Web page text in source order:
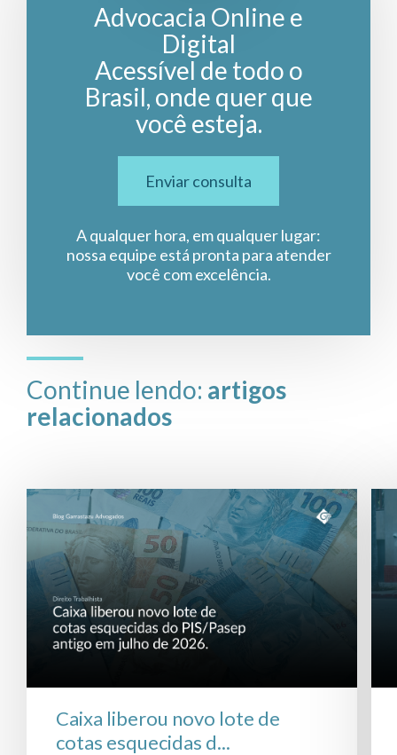
Advocacia Online e
Digital
Acessível de todo o
Brasil, onde quer que
você esteja.
Enviar consulta
A qualquer hora, em qualquer lugar:
nossa equipe está pronta para atender
você com excelência.
Continue lendo: artigos
relacionados
Caixa liberou novo lote de
cotas esquecidas d...